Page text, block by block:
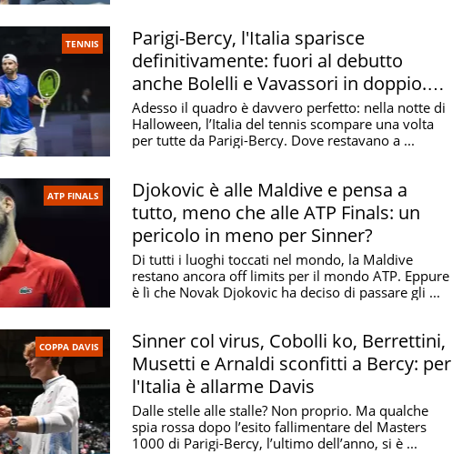
TENNIS
Parigi-Bercy, l'Italia sparisce
definitivamente: fuori al debutto
anche Bolelli e Vavassori in doppio.
Allarme Davis?
Adesso il quadro è davvero perfetto: nella notte di
Halloween, l’Italia del tennis scompare una volta
per tutte da Parigi-Bercy. Dove restavano a ...
ATP FINALS
Djokovic è alle Maldive e pensa a
tutto, meno che alle ATP Finals: un
pericolo in meno per Sinner?
Di tutti i luoghi toccati nel mondo, la Maldive
restano ancora off limits per il mondo ATP. Eppure
è lì che Novak Djokovic ha deciso di passare gli ...
COPPA DAVIS
Sinner col virus, Cobolli ko, Berrettini,
Musetti e Arnaldi sconfitti a Bercy: per
l'Italia è allarme Davis
Dalle stelle alle stalle? Non proprio. Ma qualche
spia rossa dopo l’esito fallimentare del Masters
1000 di Parigi-Bercy, l’ultimo dell’anno, si è ...